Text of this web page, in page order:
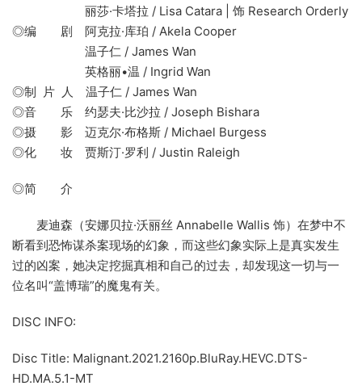
丽莎·卡塔拉 / Lisa Catara | 饰 Research Orderly
◎编 剧 阿克拉·库珀 / Akela Cooper
温子仁 / James Wan
英格丽•温 / Ingrid Wan
◎制 片 人 温子仁 / James Wan
◎音 乐 约瑟夫·比沙拉 / Joseph Bishara
◎摄 影 迈克尔·布格斯 / Michael Burgess
◎化 妆 贾斯汀·罗利 / Justin Raleigh
◎简 介
麦迪森（安娜贝拉·沃丽丝 Annabelle Wallis 饰）在梦中不
断看到恐怖谋杀案现场的幻象，而这些幻象实际上是真实发生
过的凶案，她决定挖掘真相和自己的过去，却发现这一切与一
位名叫“盖博瑞”的魔鬼有关。
DISC INFO:
Disc Title: Malignant.2021.2160p.BluRay.HEVC.DTS-
HD.MA.5.1-MT